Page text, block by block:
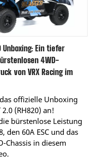
Unboxing: Ein tiefer
4WD-
von VRX Racing im
offizielle Unboxing
2.0 (RH820) an!
bürstenlose Leistung
den 60A ESC und das
Chassis in diesem